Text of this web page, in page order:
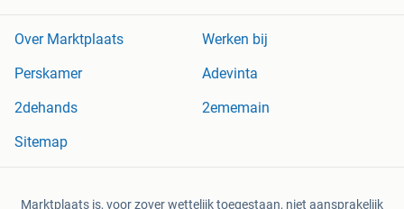
Over Marktplaats
Werken bij
Perskamer
Adevinta
2dehands
2ememain
Sitemap
Marktplaats is, voor zover wettelijk toegestaan, niet aansprakelijk